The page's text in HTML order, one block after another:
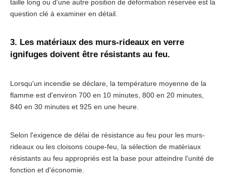
taille long ou d'une autre position de déformation réservée est la
question clé à examiner en détail.
3. Les matériaux des murs-rideaux en verre
ignifuges doivent être résistants au feu.
Lorsqu'un incendie se déclare, la température moyenne de la
flamme est d'environ 700 en 10 minutes, 800 en 20 minutes,
840 en 30 minutes et 925 en une heure.
Selon l'exigence de délai de résistance au feu pour les murs-
rideaux ou les cloisons coupe-feu, la sélection de matériaux
résistants au feu appropriés est la base pour atteindre l'unité de
fonction et d'économie.